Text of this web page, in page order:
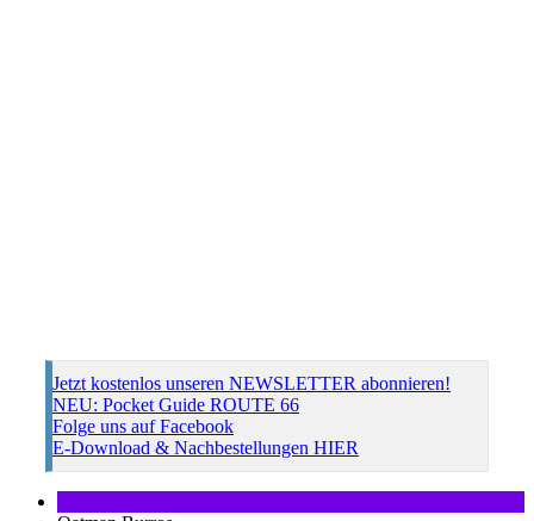
Jetzt kostenlos unseren NEWSLETTER abonnieren!
NEU: Pocket Guide ROUTE 66
Folge uns auf Facebook
E-Download & Nachbestellungen HIER